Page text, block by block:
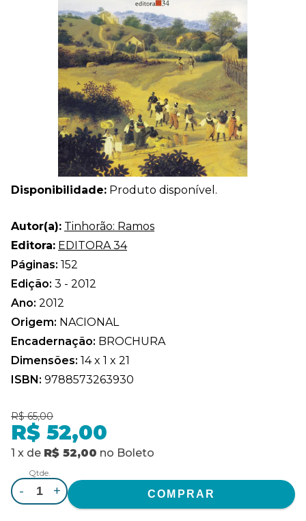
Disponibilidade: Produto disponível.
Autor(a): Tinhorão: Ramos
Editora: EDITORA 34
Páginas: 152
Edição: 3 - 2012
Ano: 2012
Origem: NACIONAL
Encadernação: BROCHURA
Dimensões: 14 x 1 x 21
ISBN: 9788573263930
R$ 65,00
R$ 52,00
1 x de R$ 52,00 no Boleto
Qtde.
- +